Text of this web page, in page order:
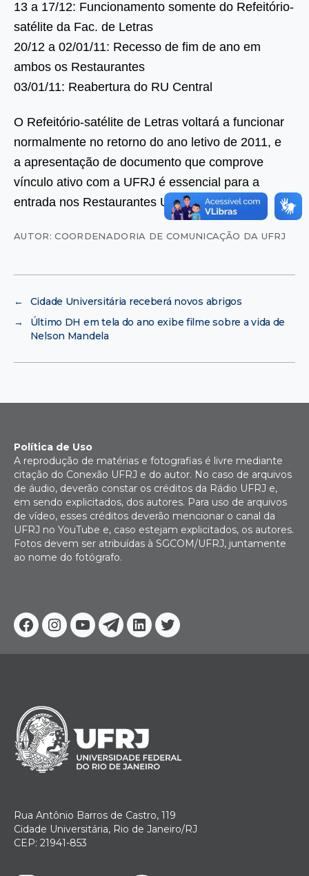
13 a 17/12: Funcionamento somente do Refeitório-
satélite da Fac. de Letras
20/12 a 02/01/11: Recesso de fim de ano em
ambos os Restaurantes
03/01/11: Reabertura do RU Central
O Refeitório-satélite de Letras voltará a funcionar
normalmente no retorno do ano letivo de 2011, e
a apresentação de documento que comprove
vínculo ativo com a UFRJ é essencial para a
entrada nos Restaurantes Universitários.
AUTOR: COORDENADORIA DE COMUNICAÇÃO DA UFRJ
←
Cidade Universitária receberá novos abrigos
→
Último DH em tela do ano exibe filme sobre a vida de
Nelson Mandela
Facebook
Instagram
YoutubeTelegram
Linkedin
Twitter
Política de Uso
A reprodução de matérias e fotografias é livre mediante
citação do Conexão UFRJ e do autor. No caso de arquivos
de áudio, deverão constar os créditos da Rádio UFRJ e,
em sendo explicitados, dos autores. Para uso de arquivos
de vídeo, esses créditos deverão mencionar o canal da
UFRJ no YouTube e, caso estejam explicitados, os autores.
Fotos devem ser atribuídas à SGCOM/UFRJ, juntamente
ao nome do fotógrafo.
Rua Antônio Barros de Castro, 119
Cidade Universitária, Rio de Janeiro/RJ
CEP: 21941-853